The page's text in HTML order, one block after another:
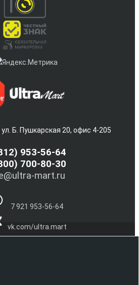
Б. Пушкарская 20, офис 4-205
953-56-64
700-80-30
mart.ru
7 921 953-56-64
vk.com/ultra.mart
магазин электроники и бытовой